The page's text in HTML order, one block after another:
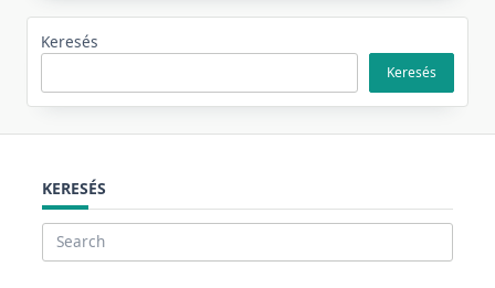
Keresés
Keresés
KERESÉS
Search